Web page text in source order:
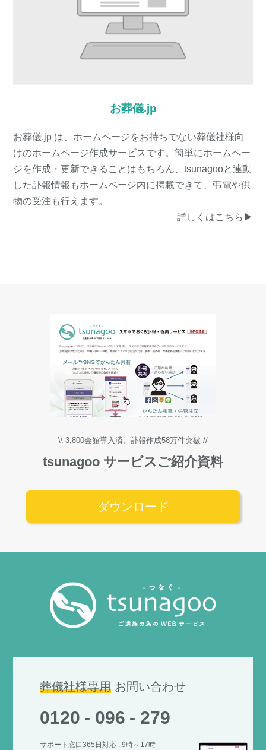
お葬儀.jp
お葬儀.jp は、ホームページをお持ちでない葬儀社様向
けのホームページ作成サービスです。簡単にホームペー
ジを作成・更新できることはもちろん、tsunagooと連動
した訃報情報もホームページ内に掲載できて、弔電や供
物の受注も行えます。
詳しくはこちら▶︎
\\ 3,800会館導入済、訃報作成58万件突破 //
tsunagoo サービス ご紹介資料
ダウンロード
葬儀社様専用お問い合わせ
0120 - 096 - 279
サポート窓口365日対応 : 9時～17時